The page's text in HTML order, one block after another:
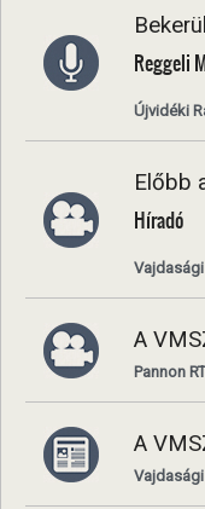
Reggeli
Újvidéki
Előbb
Híradó
A
Pannon
A